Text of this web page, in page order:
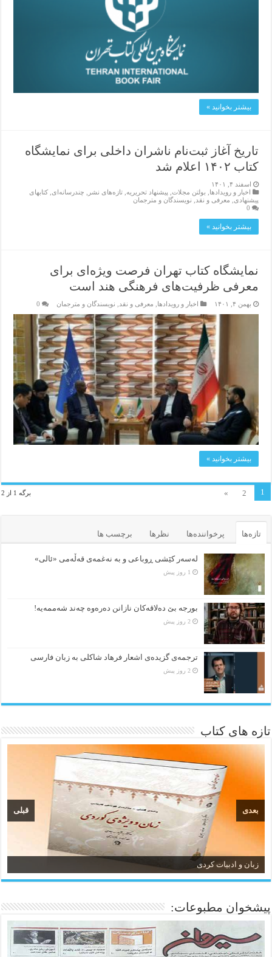
بیشتر بخوانید »
تاریخ آغاز ثبت‌نام ناشران داخلی برای نمایشگاه
کتاب ۱۴۰۲ اعلام شد
اسفند ۴, ۱۴۰۱
اخبار و رویدادها
بولتن مجلات پیشنهاد تحریریه ,تازەهای نشر چندرسانه‌ای ,کتابهای
پیشنهادی
معرفی و نقد
نویسندگان و مترجمان
0
بیشتر بخوانید »
نمایشگاه کتاب تهران فرصت ویژه‌ای برای
معرفی ظرفیت‌‌های فرهنگی هند است
بهمن ۴, ۱۴۰۱ اخبار و رویدادها معرفی و نقد نویسندگان و مترجمان 0
بیشتر بخوانید »
برگه 1 از 2 1
2
»
تازه‌ها پرخواننده‌ها نظرها برچسب ها
لەسەر کێشی ڕوباعی و به نەغمەی قەڵەمی «ئالی»
1 روز پیش
بورجە بێ دەلاقەکان نازانن دەرەوە چەند شەممەیە!
2 روز پیش
ترجمه‌ی گزیده‌‌ی اشعار فرهاد شاکلی به زبان فارسی
2 روز پیش
تازه های کتاب
زبان و ادبیات کردی
قبلی بعدی
پیشخوان مطبوعات: